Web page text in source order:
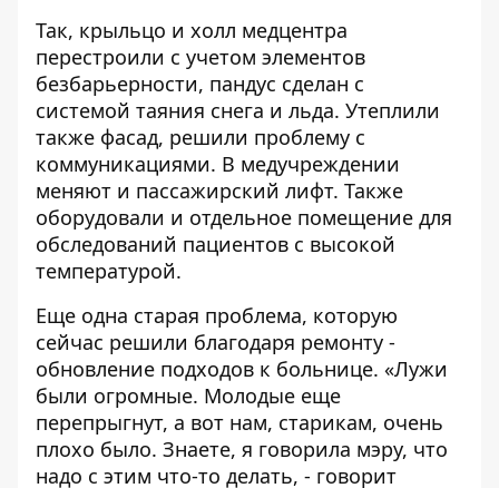
Так, крыльцо и холл медцентра
перестроили с учетом элементов
безбарьерности, пандус сделан с
системой таяния снега и льда. Утеплили
также фасад, решили проблему с
коммуникациями. В медучреждении
меняют и пассажирский лифт. Также
оборудовали и отдельное помещение для
обследований пациентов с высокой
температурой.
Еще одна старая проблема, которую
сейчас решили благодаря ремонту -
обновление подходов к больнице. «Лужи
были огромные. Молодые еще
перепрыгнут, а вот нам, старикам, очень
плохо было. Знаете, я говорила мэру, что
надо с этим что-то делать, - говорит